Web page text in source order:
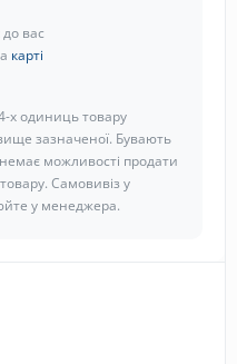
вас
карті
х одиниць товару
зазначеної. Бувають
можливості продати
Самовивіз у
у менеджера.